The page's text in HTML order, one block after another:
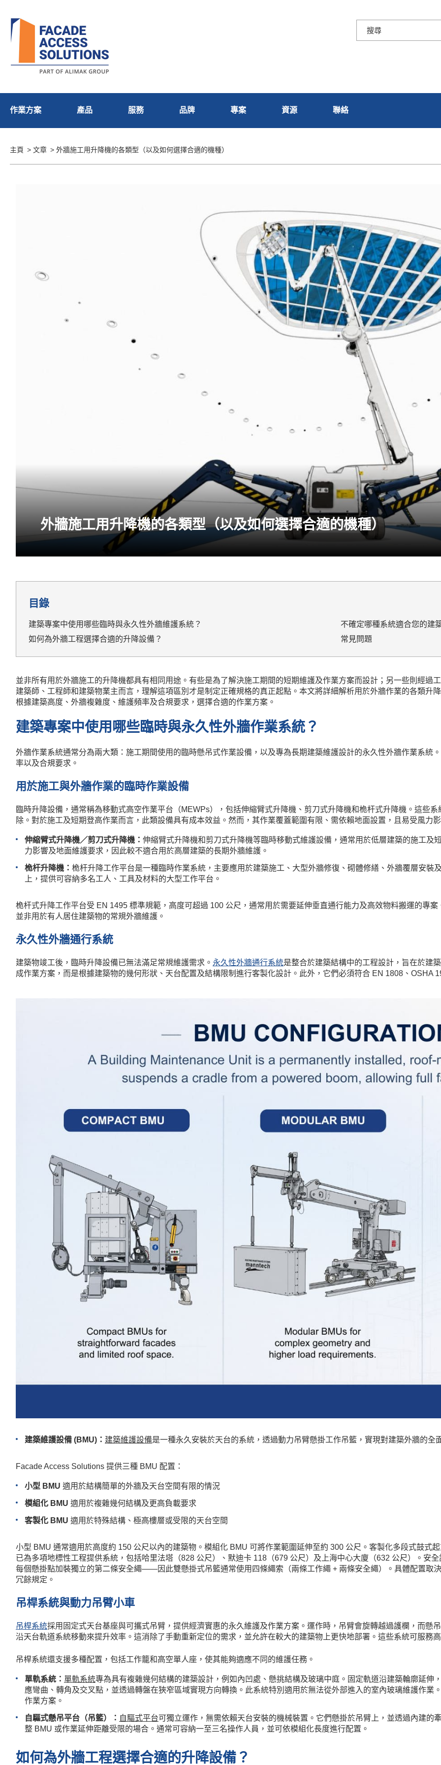
作業方案 產品 服務 品牌 專案 資源 聯絡
主頁 文章 外牆施工用升降機的各類型（以及如何選擇合適的機種）
外牆施工用升降機的各類型（以及如何選擇合適的機種）
目錄
建築專案中使用哪些臨時與永久性外牆維護系統？
如何為外牆工程選擇合適的升降設備？
不確定哪種系統適合您的建
常見問題
並非所有用於外牆施工的升降機都具有相同用途。有些是為了解決施工期間的短期維護及作業方案而設計；另一些則經過
建築師、工程師和建築物業主而言，理解這項區別才是制定正確規格的真正起點。本文將詳細解析用於外牆作業的各類升
根據建築高度、外牆複雜度、維護頻率及合規要求，選擇合適的作業方案。
建築專案中使用哪些臨時與永久性外牆作業系統？
外牆作業系統通常分為兩大類：施工期間使用的臨時懸吊式作業設備，以及專為長期建築維護設計的永久性外牆作業系統
率以及合規要求。
用於施工與外牆作業的臨時作業設備
臨時升降設備，通常稱為移動式高空作業平台（MEWPs），包括伸縮臂式升降機、剪刀式升降機和桅杆式升降機。這些
除。對於施工及短期登高作業而言，此類設備具有成本效益。然而，其作業覆蓋範圍有限、需依賴地面設置，且易受風力
伸縮臂式升降機／剪刀式升降機： 伸縮臂式升降機和剪刀式升降機等臨時移動式維護設備，通常用於低層建築的施工及
力影響及地面維護要求，因此較不適合用於高層建築的長期外牆維護。
桅杆升降機： 桅杆升降工作平台是一種臨時作業系統，主要應用於建築施工、大型外牆修復、砌體修繕、外牆覆層安裝
上，提供可容納多名工人、工具及材料的大型工作平台。
桅杆式升降工作平台受 EN 1495 標準規範，高度可超過 100 公尺，通常用於需要延伸垂直通行能力及高效物料搬運的專
並非用於有人居住建築物的常規外牆維護。
永久性外牆通行系統
建築物竣工後，臨時升降設備已無法滿足常規維護需求。 永久性外牆通行系統是整合於建築結構中的工程設計，旨在於建
成作業方案，而是根據建築物的幾何形狀、天台配置及結構限制進行客製化設計。此外，它們必須符合 EN 1808、OSHA
建築維護設備 (BMU)： 建築維護設備是一種永久安裝於天台的系統，透過動力吊臂懸掛工作吊籃，實現對建築外牆的全
Facade Access Solutions 提供三種 BMU 配置：
小型 BMU 適用於結構簡單的外牆及天台空間有限的情況
模組化 BMU 適用於複雜幾何結構及更高負載要求
客製化 BMU 適用於特殊結構、極高樓層或受限的天台空間
小型 BMU 通常適用於高度約 150 公尺以內的建築物。模組化 BMU 可將作業範圍延伸至約 300 公尺。客製化多段式鼓式
已為多項地標性工程提供系統，包括哈里法塔（828 公尺）、默迪卡 118（679 公尺）及上海中心大廈（632 公尺）。安
每個懸掛點加裝獨立的第二條安全繩——因此雙懸掛式吊籃通常使用四條繩索（兩條工作繩 + 兩條安全繩）。具體配置取
冗餘規定。
吊桿系統與動力吊臂小車
吊桿系統採用固定式天台基座與可攜式吊臂，提供經濟實惠的永久維護及作業方案。運作時，吊臂會旋轉越過護欄，而懸
沿天台軌道系統移動來提升效率。這消除了手動重新定位的需求，並允許在較大的建築物上更快地部署。這些系統可服務
吊桿系統還支援多種配置，包括工作籠和高空單人座，使其能夠適應不同的維護任務。
單軌系統： 單軌系統專為具有複雜幾何結構的建築設計，例如內凹處、懸挑結構及玻璃中庭。固定軌道沿建築輪廓延伸
應彎曲、轉角及交叉點，並透過轉盤在狹窄區域實現方向轉換。此系統特別適用於無法從外部進入的室內玻璃維護作業
作業方案。
自驅式懸吊平台（吊籃）： 自驅式平台可獨立運作，無需依賴天台安裝的機械裝置。它們懸掛於吊臂上，並透過內建的
整 BMU 或作業延伸距離受限的場合。通常可容納一至三名操作人員，並可依模組化長度進行配置。
如何為外牆工程選擇合適的升降設備？